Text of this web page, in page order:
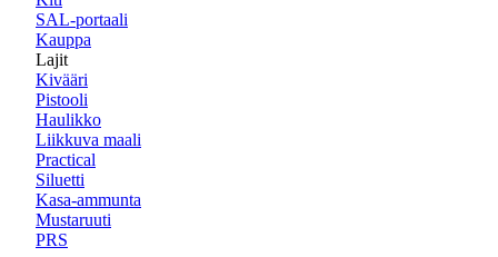
SAL-portaali
Kauppa
Lajit
Kivääri
Pistooli
Haulikko
Liikkuva maali
Practical
Siluetti
Kasa-ammunta
Mustaruuti
PRS